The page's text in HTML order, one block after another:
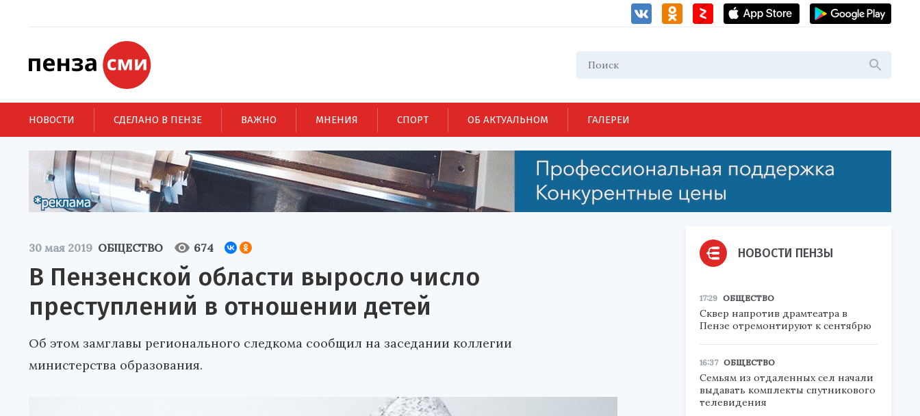
НОВОСТИ СДЕЛАНО В ПЕНЗЕ ВАЖНО МНЕНИЯ СПОРТ ОБ АКТУАЛЬНОМ ГАЛЕРЕИ
30 мая 2019 ОБЩЕСТВО 674
В Пензенской области выросло число
преступлений в отношении детей
Об этом замглавы регионального следкома сообщил на заседании коллегии
министерства образования.
НОВОСТИ ПЕНЗЫ
17:29 ОБЩЕСТВО
Сквер напротив драмтеатра в
Пензе отремонтируют к сентябрю
16:37 ОБЩЕСТВО
Семьям из отдаленных сел начали
выдавать комплекты спутникового
телевидения